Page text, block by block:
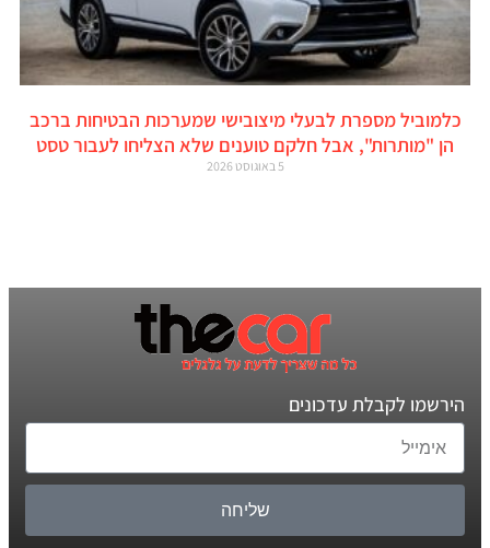
כלמוביל מספרת לבעלי מיצובישי שמערכות הבטיחות ברכב
הן "מותרות", אבל חלקם טוענים שלא הצליחו לעבור טסט
5 באוגוסט 2026
הירשמו לקבלת עדכונים
שליחה